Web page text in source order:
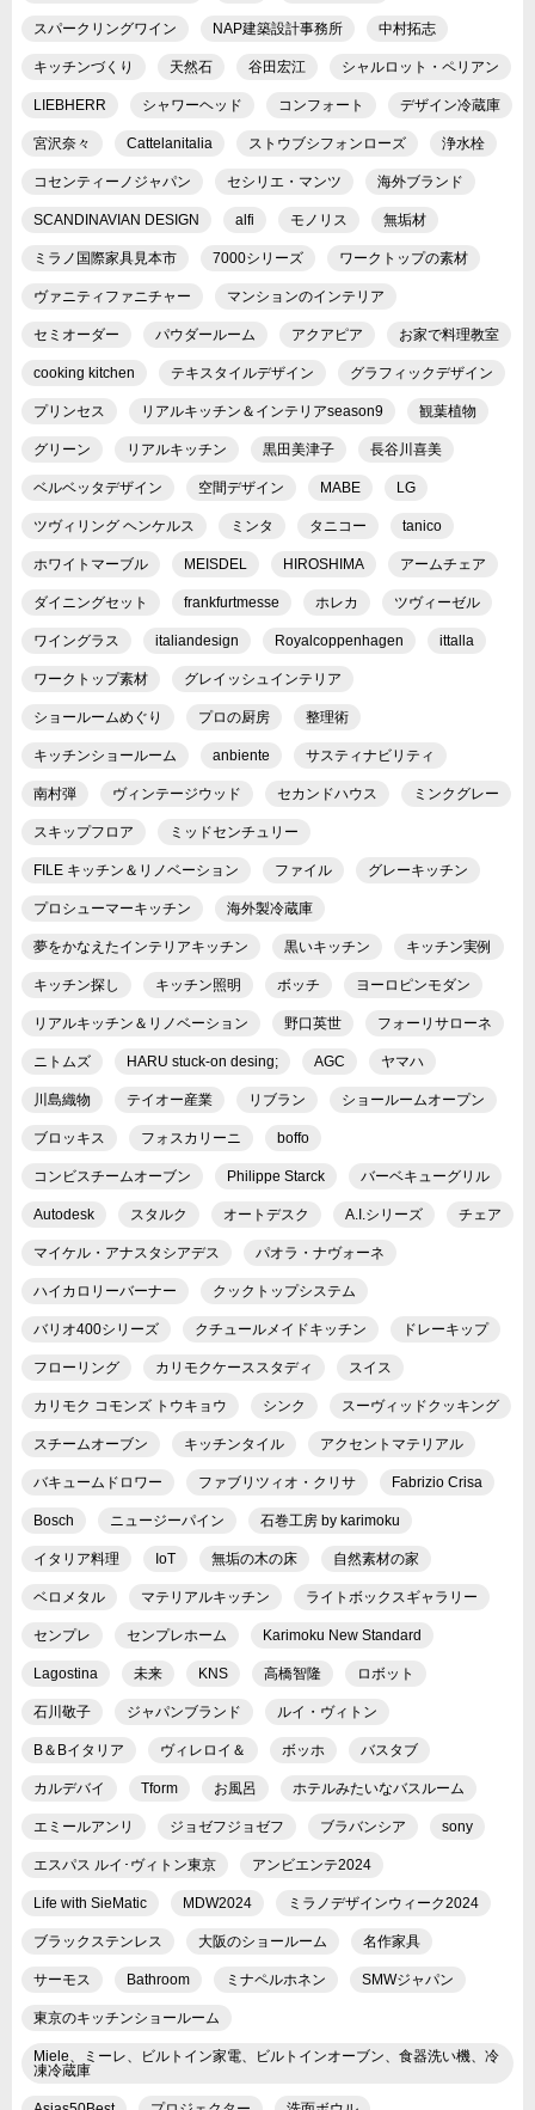
スパークリングワイン NAP建築設計事務所 中村拓志
キッチンづくり 天然石 谷田宏江 シャルロット・ペリアン
LIEBHERR シャワーヘッド コンフォート デザイン冷蔵庫
宮沢奈々 Cattelanitalia ストウブシフォンローズ 浄水栓
コセンティーノジャパン セシリエ・マンツ 海外ブランド
SCANDINAVIAN DESIGN alfi モノリス 無垢材
ミラノ国際家具見本市 7000シリーズ ワークトップの素材
ヴァニティファニチャー マンションのインテリア
セミオーダー パウダールーム アクアピア お家で料理教室
cooking kitchen テキスタイルデザイン グラフィックデザイン
プリンセス リアルキッチン＆インテリアseason9 観葉植物
グリーン リアルキッチン 黒田美津子 長谷川喜美
ベルベッタデザイン 空間デザイン MABE LG
ツヴィリング ヘンケルス ミンタ タニコー tanico
ホワイトマーブル MEISDEL HIROSHIMA アームチェア
ダイニングセット frankfurtmesse ホレカ ツヴィーゼル
ワイングラス italiandesign Royalcoppenhagen ittalla
ワークトップ素材 グレイッシュインテリア
ショールームめぐり プロの厨房 整理術
キッチンショールーム anbiente サスティナビリティ
南村弾 ヴィンテージウッド セカンドハウス ミンクグレー
スキップフロア ミッドセンチュリー
FILE キッチン＆リノベーション ファイル グレーキッチン
プロシューマーキッチン 海外製冷蔵庫
夢をかなえたインテリアキッチン 黒いキッチン キッチン実例
キッチン探し キッチン照明 ボッチ ヨーロピンモダン
リアルキッチン＆リノベーション 野口英世 フォーリサローネ
ニトムズ HARU stuck-on desing; AGC ヤマハ
川島織物 テイオー産業 リブラン ショールームオープン
ブロッキス フォスカリーニ boffo
コンビスチームオーブン Philippe Starck バーベキューグリル
Autodesk スタルク オートデスク A.I.シリーズ チェア
マイケル・アナスタシアデス パオラ・ナヴォーネ
ハイカロリーバーナー クックトップシステム
バリオ400シリーズ クチュールメイドキッチン ドレーキップ
フローリング カリモクケーススタディ スイス
カリモク コモンズ トウキョウ シンク スーヴィッドクッキング
スチームオーブン キッチンタイル アクセントマテリアル
バキュームドロワー ファブリツィオ・クリサ Fabrizio Crisa
Bosch ニュージーパイン 石巻工房 by karimoku
イタリア料理 IoT 無垢の木の床 自然素材の家
ベロメタル マテリアルキッチン ライトボックスギャラリー
センプレ センプレホーム Karimoku New Standard
Lagostina 未来 KNS 高橋智隆 ロボット
石川敬子 ジャパンブランド ルイ・ヴィトン
B＆Bイタリア ヴィレロイ＆ ボッホ バスタブ
カルデバイ Tform お風呂 ホテルみたいなバスルーム
エミールアンリ ジョゼフジョゼフ ブラバンシア sony
エスパス ルイ･ヴィトン東京 アンビエンテ2024
Life with SieMatic MDW2024 ミラノデザインウィーク2024
ブラックステンレス 大阪のショールーム 名作家具
サーモス Bathroom ミナペルホネン SMWジャパン
東京のキッチンショールーム
Miele、ミーレ、ビルトイン家電、ビルトインオーブン、食器洗い機、冷
凍冷蔵庫